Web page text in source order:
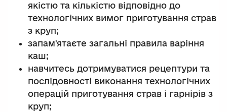
якістю та кількістю відповідно до
технологічних вимог приготування страв
з круп;
запам'ятаєте загальні правила варіння
каш;
навчитесь дотримуватися рецептури та
послідовності виконання технологічних
операцій приготування страв і гарнірів з
круп;